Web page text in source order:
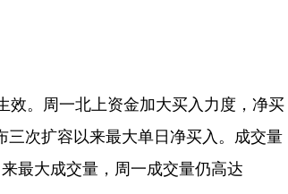
。周一北上资金加大买入力度，净买
三次扩容以来最大单日净买入。成交量
最大成交量，周一成交量仍高达